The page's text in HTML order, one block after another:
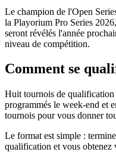
Le champion de l'Open
la Playorium Pro Series
seront révélés l'année
niveau de compétition.
Comment se
Huit tournois de
programmés le week-end et
tournois pour vous donner
Le format est simple :
qualification et vous obtenez